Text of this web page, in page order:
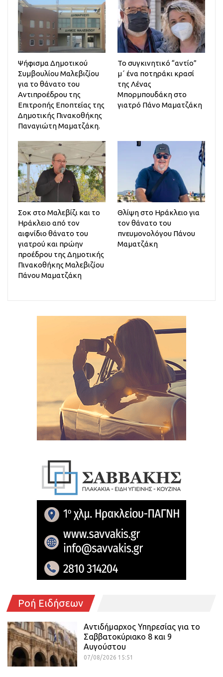
Ψήφισμα Δημοτικού
Συμβουλίου Μαλεβιζίου
για το θάνατο του
Αντιπροέδρου της
Επιτροπής Εποπτείας της
Δημοτικής Πινακοθήκης
Παναγιώτη Μαματζάκη.
Το συγκινητικό “αντίο”
μ΄ ένα ποτηράκι κρασί
της Λένας
Μπορμπουδάκη στο
γιατρό Πάνο Μαματζάκη
Σοκ στο Μαλεβίζι και το
Ηράκλειο από τον
αιφνίδιο θάνατο του
γιατρού και πρώην
προέδρου της Δημοτικής
Πινακοθήκης Μαλεβιζίου
Πάνου Μαματζάκη
Θλίψη στο Ηράκλειο για
τον θάνατο του
πνευμονολόγου Πάνου
Μαματζάκη
Ροή Ειδήσεων
Αντιδήμαρχος Υπηρεσίας για το
Σαββατοκύριακο 8 και 9
Αυγούστου
07/08/2026 15:51